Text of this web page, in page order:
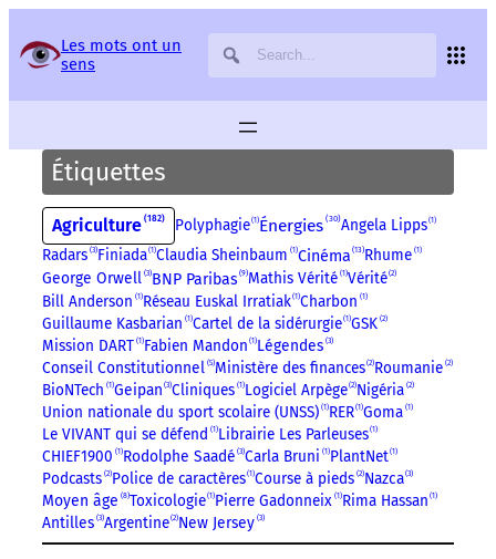
Les mots ont un
sens
Étiquettes
Agriculture 182 Polyphagie 1 Énergies 30 Angela Lipps 1
Radars 3 Finiada 1 Claudia Sheinbaum 1 Cinéma 13 Rhume 1
George Orwell 3 BNP Paribas 9 Mathis Vérité 1 Vérité 2
Bill Anderson 1 Réseau Euskal Irratiak 1 Charbon 1
Guillaume Kasbarian 1 Cartel de la sidérurgie 1 GSK 2
Mission DART 1 Fabien Mandon 1 Légendes 3
Conseil Constitutionnel 5 Ministère des finances 2 Roumanie 2
BioNTech 1 Geipan 3 Cliniques 1 Logiciel Arpège 2 Nigéria 2
Union nationale du sport scolaire (UNSS) 1 RER 1 Goma 1
Le VIVANT qui se défend 1 Librairie Les Parleuses 1
CHIEF1900 1 Rodolphe Saadé 3 Carla Bruni 1 PlantNet 1
Podcasts 2 Police de caractères 1 Course à pieds 2 Nazca 3
Moyen âge 8 Toxicologie 1 Pierre Gadonneix 1 Rima Hassan 1
Antilles 3 Argentine 2 New Jersey 3
Panneau de gestion des services